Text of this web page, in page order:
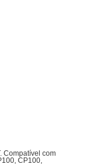
Compatível com
CP100,